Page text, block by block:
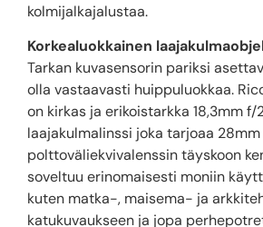
kolmijalkajalustaa.
Korkealuokkainen
Tarkan kuvasensorin pariksi
olla vastaavasti huippuluokkaa.
on kirkas ja erikoistarkka 18,3mm f/
laajakulmalinssi joka tarjoaa 28mm
polttoväliekvivalenssin täyskoon
soveltuu erinomaisesti moniin
kuten matka-, maisema- ja
katukuvaukseen ja jopa